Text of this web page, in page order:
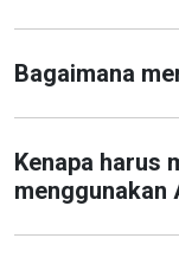
Bagaimana
Kenapa harus
menggunakan